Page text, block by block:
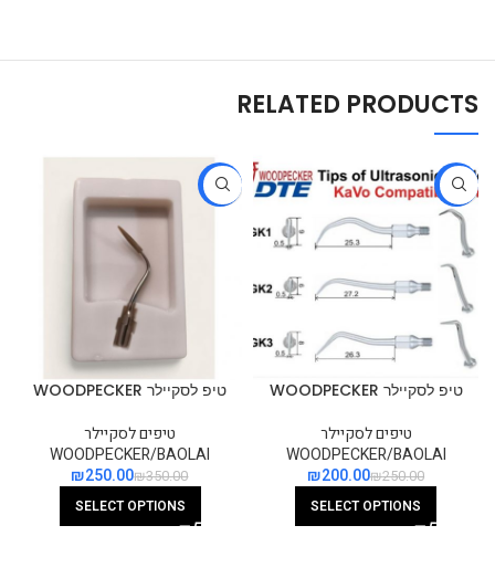
RELATED PRODUCTS
-20%
טיפ לסקיילר WOODPECKER
טיפים לסקיילר
WOODPECKER/BAOLAI
₪250.00
₪200.00
SELECT OPTIONS
-29%
טיפ לסקיילר WOODPECKER
טיפים לסקיילר
WOODPECKER/BAOLAI
₪350.00
₪250.00
SELECT OPTIONS